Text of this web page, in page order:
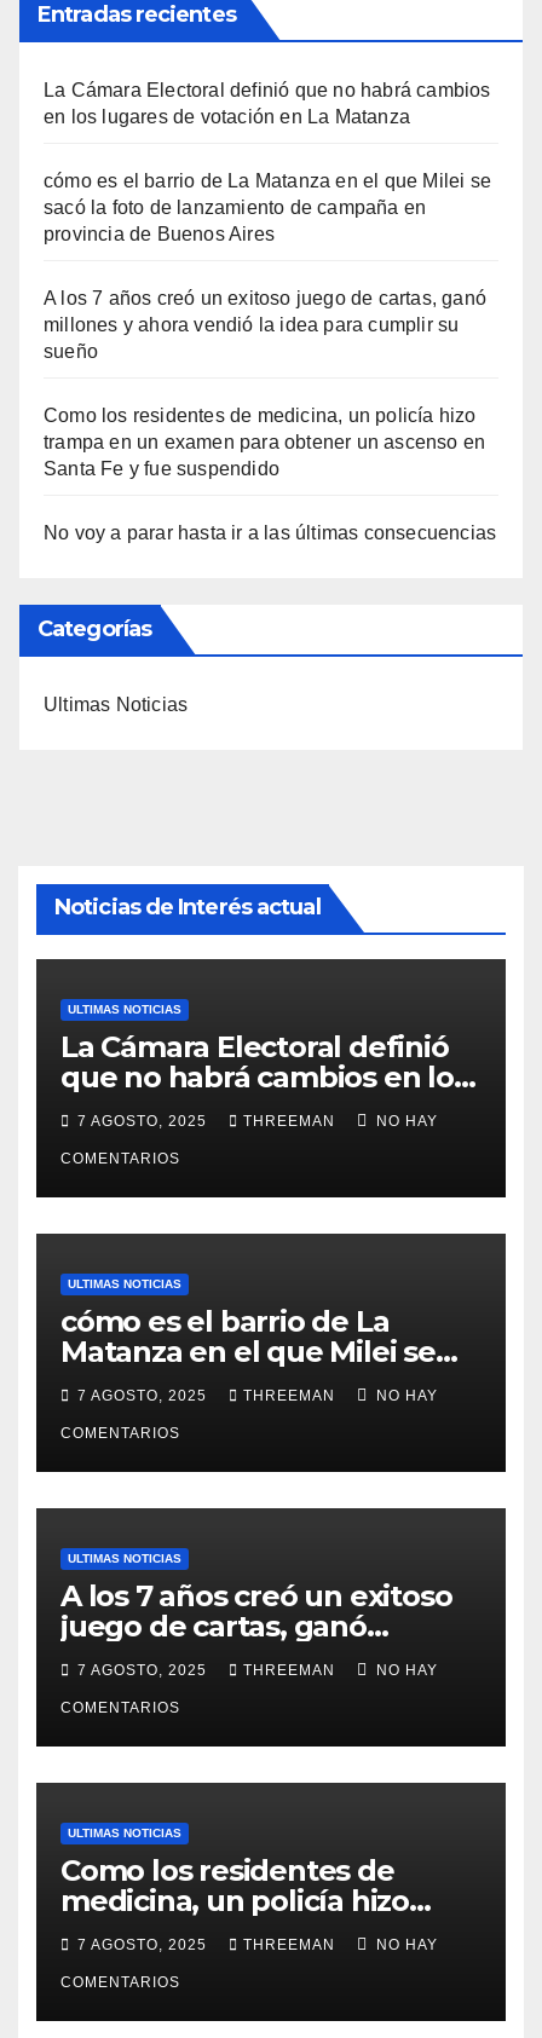
Entradas recientes
La Cámara Electoral definió que no habrá cambios
en los lugares de votación en La Matanza
cómo es el barrio de La Matanza en el que Milei se
sacó la foto de lanzamiento de campaña en
provincia de Buenos Aires
A los 7 años creó un exitoso juego de cartas, ganó
millones y ahora vendió la idea para cumplir su
sueño
Como los residentes de medicina, un policía hizo
trampa en un examen para obtener un ascenso en
Santa Fe y fue suspendido
No voy a parar hasta ir a las últimas consecuencias
Categorías
Ultimas Noticias
Noticias de Interés actual
ULTIMAS NOTICIAS
La Cámara Electoral definió
que no habrá cambios en los
lugares de votación en La
Matanza
7 AGOSTO, 2025 THREEMAN NO HAY
COMENTARIOS
ULTIMAS NOTICIAS
cómo es el barrio de La
Matanza en el que Milei se
sacó la foto de lanzamiento
de campaña en provincia de
Buenos Aires
7 AGOSTO, 2025 THREEMAN NO HAY
COMENTARIOS
ULTIMAS NOTICIAS
A los 7 años creó un exitoso
juego de cartas, ganó
millones y ahora vendió la
idea para cumplir su sueño
7 AGOSTO, 2025 THREEMAN NO HAY
COMENTARIOS
ULTIMAS NOTICIAS
Como los residentes de
medicina, un policía hizo
trampa en un examen para
obtener un ascenso en Santa
Fe y fue suspendido
7 AGOSTO, 2025 THREEMAN NO HAY
COMENTARIOS